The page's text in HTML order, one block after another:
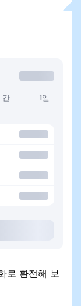
간 1일
환전해 보